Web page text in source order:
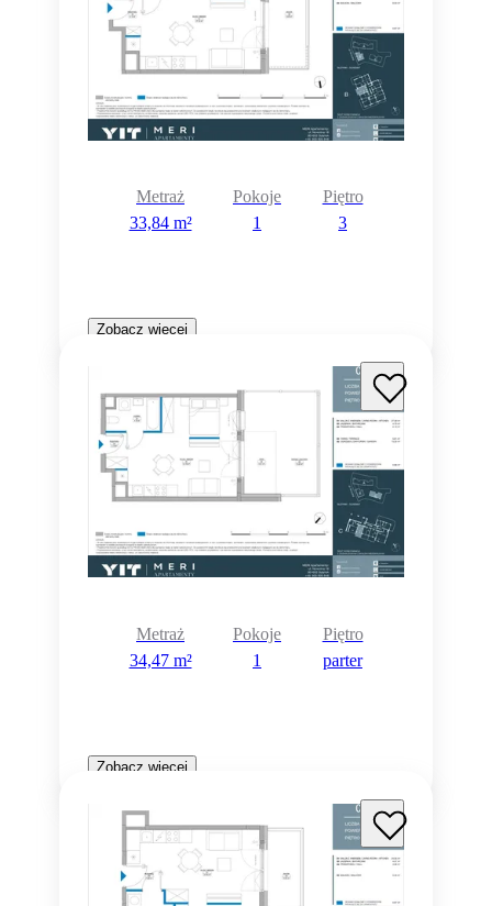
Metraż
33,84 m²
Pokoje
1
Piętro
3
Zobacz więcej
Metraż
34,47 m²
Pokoje
1
Piętro
parter
Zobacz więcej